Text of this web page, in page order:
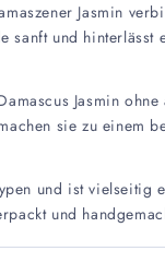
Jasmin
und hinterlässt
Jasmin
sie zu einem
und ist vielseitig
und